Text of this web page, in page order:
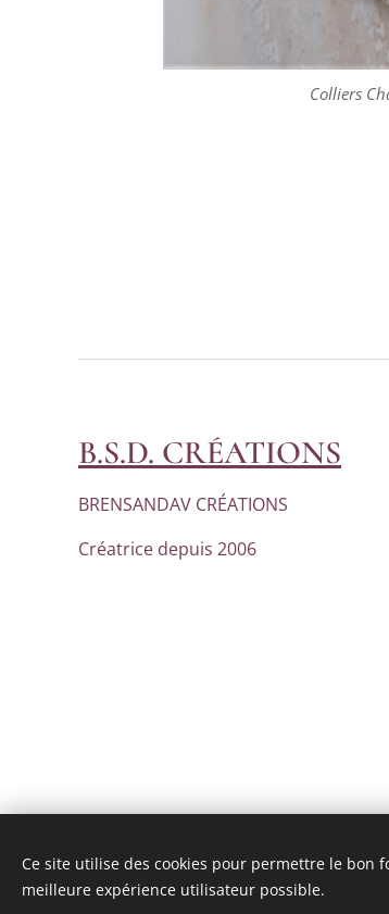
Colliers
B.S.D. CRÉATIONS
BRENSANDAV CRÉATIONS
Créatrice depuis 2006
Ce site utilise des cookies pour permettre le bon
meilleure expérience utilisateur possible.